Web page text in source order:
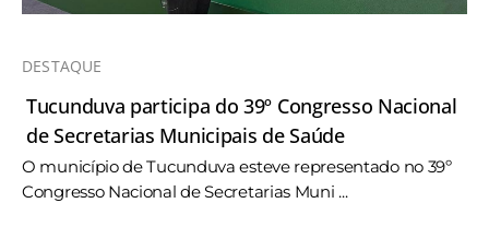
DESTAQUE
Tucunduva participa do 39º Congresso Nacional
de Secretarias Municipais de Saúde
O município de Tucunduva esteve representado no 39º
Congresso Nacional de Secretarias Muni ...